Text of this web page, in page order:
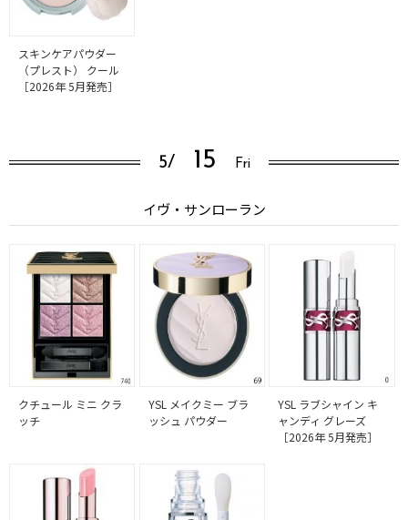
スキンケアパウダー
（プレスト） クール
［2026年 5月発売］
5/ 15 Fri
イヴ・サンローラン
クチュール ミニ クラ
ッチ
YSL メイクミー ブラ
ッシュ パウダー
YSL ラブシャイン キ
ャンディ グレーズ
［2026年 5月発売］